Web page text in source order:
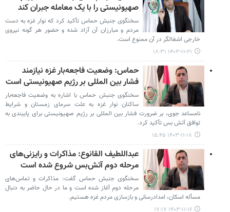
صهیونیستی را با یک معامله جبران کند
سخنگوی جنبش حماس تأکید کرد که نوار غزه به دست
مردم و مبارزان آن آزاد شده و حضور هر گونه نیروی
خارجی اشغالگر در آن ممنوع است.
۱۴۰۳-۱۱-۲۱ ۱۸:۳۱
حماس: وضعیت فاجعه‌بار غزه نیازمند
فشار بین المللی بر رژیم صهیونیستی است
سخنگوی جنبش حماس با اشاره به وضعیت فاجعه‌بار
ساکنان نوار غزه به علت سرمای زمستان و شرایط
نامساعد جوی، بر ضرورت فشار بین المللی بر رژیم صهیونیستی برای پایبندی به
توافق آتش بس تأکید کرد.
۱۴۰۳-۱۱-۱۸ ۱۵:۴۵
عبداللطیف القانوع: مذاکرات و رایزنی‌های
مرحله دوم آتش‌بس شروع شده است
سخنگوی جنبش حماس گفت: مذاکرات و تماس‌های
مرحله دوم آغاز شده است و ما در حال حاضر به دنبال
مسأله اسکان، امدادرسانی و بازسازی مردم غزه هستیم.
۱۴۰۳-۱۱-۱۶ ۱۷:۱۷